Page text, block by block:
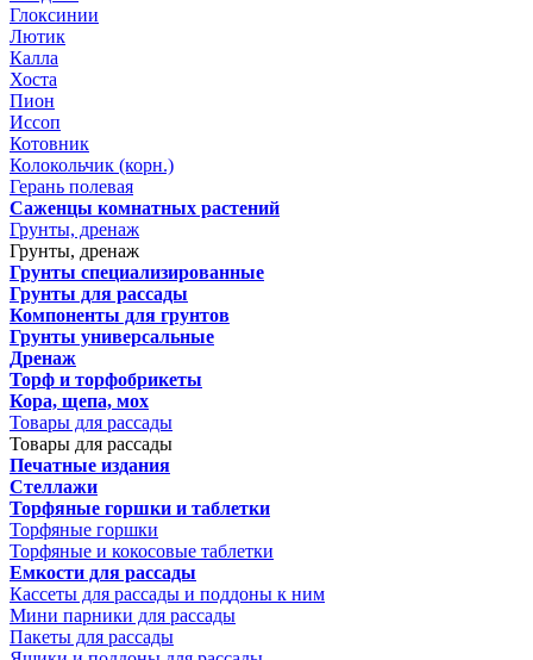
Глоксинии
Лютик
Калла
Хоста
Пион
Иссоп
Котовник
Колокольчик (корн.)
Герань полевая
Саженцы комнатных растений
Грунты, дренаж
Грунты, дренаж
Грунты специализированные
Грунты для рассады
Компоненты для грунтов
Грунты универсальные
Дренаж
Торф и торфобрикеты
Кора, щепа, мох
Товары для рассады
Товары для рассады
Печатные издания
Стеллажи
Торфяные горшки и таблетки
Торфяные горшки
Торфяные и кокосовые таблетки
Емкости для рассады
Кассеты для рассады и поддоны к ним
Мини парники для рассады
Пакеты для рассады